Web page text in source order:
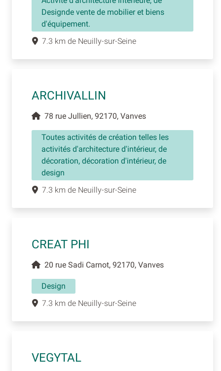
Designde vente de mobilier et biens
d'équipement.
7.3 km de Neuilly-sur-Seine
ARCHIVALLIN
78 rue Jullien, 92170, Vanves
Toutes activités de création telles les
activités d'architecture d'intérieur, de
décoration, décoration d'intérieur, de
design
7.3 km de Neuilly-sur-Seine
CREAT PHI
20 rue Sadi Carnot, 92170, Vanves
Design
7.3 km de Neuilly-sur-Seine
VEGYTAL